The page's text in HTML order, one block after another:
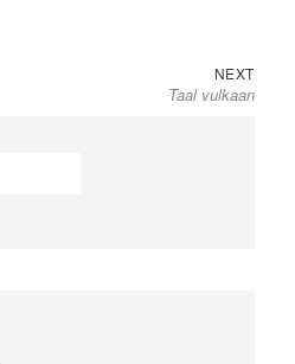
NEXTNext
post:
Taal vulkaan